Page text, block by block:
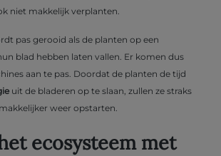
niet makkelijk verplanten.
pas gerooid als de planten op een
blad hebben laten vallen. Er komen dus
aan te pas. Doordat de planten de tijd
uit de bladeren op te slaan, zullen ze straks
weer opstarten.
ecosysteem met